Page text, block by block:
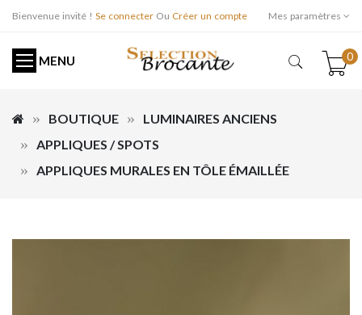
Bienvenue invité ! Se connecter Ou Créer un compte Mes paramètres
MENU 0
BOUTIQUE
LUMINAIRES ANCIENS
APPLIQUES / SPOTS
APPLIQUES MURALES EN TÔLE ÉMAILLÉE